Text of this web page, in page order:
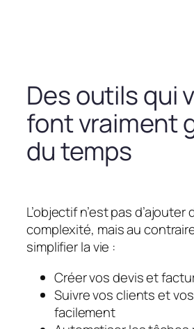
Des outils qui
font vraiment
du temps
L’objectif n’est pas d’ajouter
complexité, mais au
simplifier la vie :
Créer vos devis et
Suivre vos clients et
facilement